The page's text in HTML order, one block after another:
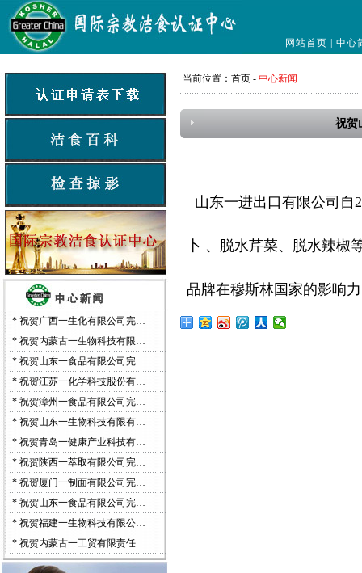
网站首页 |中心
* 祝贺广西一生化有限公司完…
* 祝贺内蒙古一生物科技有限…
* 祝贺山东一食品有限公司完…
* 祝贺江苏一化学科技股份有…
* 祝贺漳州一食品有限公司完…
* 祝贺山东一生物科技有限有…
* 祝贺青岛一健康产业科技有…
* 祝贺陕西一萃取有限公司完…
* 祝贺厦门一制面有限公司完…
* 祝贺山东一食品有限公司完…
* 祝贺福建一生物科技有限公…
* 祝贺内蒙古一工贸有限责任…
当前位置： 首页 - 中心新闻
祝贺
山东一进出口有限公司自
卜 、脱水芹菜、脱水辣椒
品牌在穆斯林国家的影响